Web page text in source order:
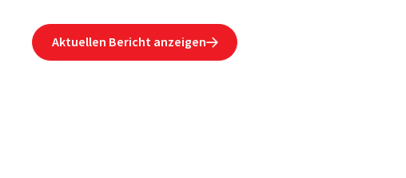
Aktuellen Bericht anzeigen